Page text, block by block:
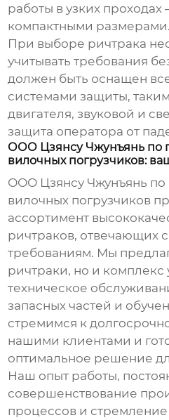
работы в узких проходах
компактными размерами.
При выборе ричтрака
учитывать требования
должен быть оснащен
системами защиты,
двигателя, звуковой и
защита оператора от
ООО Цзянсу Чжунъянь по
вилочных погрузчиков:
ООО Цзянсу Чжунъянь по
вилочных погрузчиков
ассортимент
ричтраков, отвечающих
требованиям. Мы
ричтраки, но и
техническое
запасных частей и
стремимся к
нашими клиентами и
оптимальное решение
Наш опыт работы,
совершенствование
процессов и